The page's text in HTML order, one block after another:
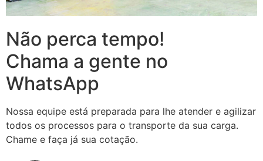
Não perca tempo!
Chama a gente no
WhatsApp
Nossa equipe está preparada para lhe atender e agilizar
todos os processos para o transporte da sua carga.
Chame e faça já sua cotação.